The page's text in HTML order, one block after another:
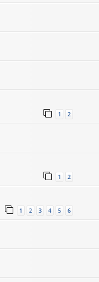
1 2
1 2
1 2 3 4 5 6